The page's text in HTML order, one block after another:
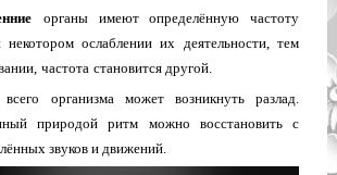
органы имеют определённую частоту
ослаблении их деятельности, тем
частота становится другой.
организма может возникнуть разлад.
природой ритм можно восстановить с
звуков и движений.